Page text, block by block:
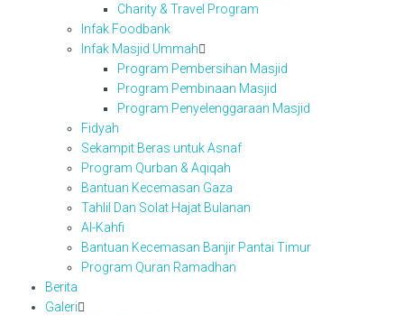
Charity & Travel Program
Infak Foodbank
Infak Masjid Ummah
Program Pembersihan Masjid
Program Pembinaan Masjid
Program Penyelenggaraan Masjid
Fidyah
Sekampit Beras untuk Asnaf
Program Qurban & Aqiqah
Bantuan Kecemasan Gaza
Tahlil Dan Solat Hajat Bulanan
Al-Kahfi
Bantuan Kecemasan Banjir Pantai Timur
Program Quran Ramadhan
Berita
Galeri